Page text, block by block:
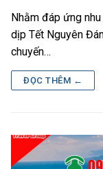
Nhằm đáp ứng
dịp Tết Nguyên
chuyến…
ĐỌC THÊM ←